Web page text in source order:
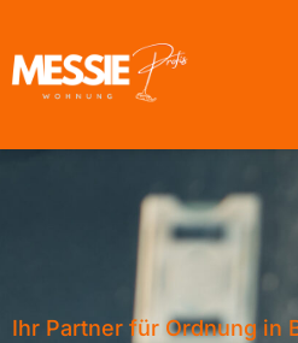
Ihr Partner für Ordnung in